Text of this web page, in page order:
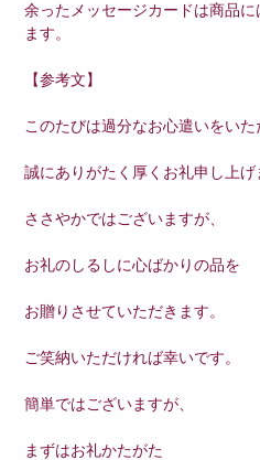
余ったメッセージカードは商品
ます。
【参考文】
このたびは過分なお心遣いをいた
誠にありがたく厚くお礼申し上げ
ささやかではございますが、
お礼のしるしに心ばかりの品を
お贈りさせていただきます。
ご笑納いただければ幸いです。
簡単ではございますが、
まずはお礼かたがた